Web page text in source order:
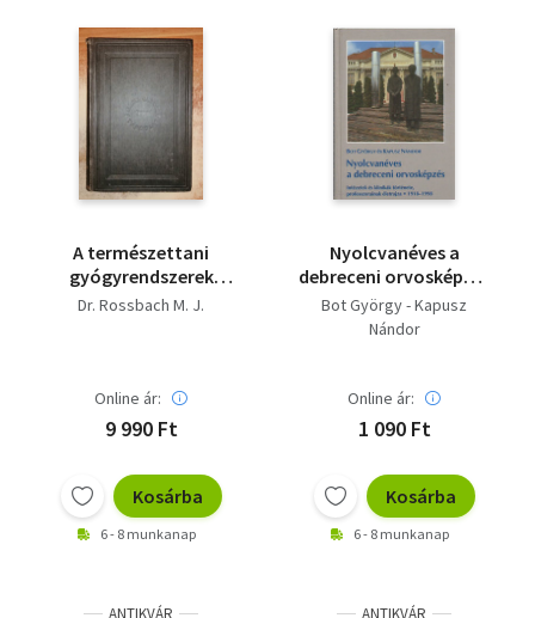
A természettani
gyógyrendszerek
tankönyve orvosok és
Dr. Rossbach M. J.
Online ár:
9 990 Ft
Kosárba
6 - 8 munkanap
Nyolcvanéves a
debreceni orvosképzés
- Intézetek és klinikák
története,
Bot György - Kapusz
Nándor
Online ár:
1 090 Ft
Kosárba
6 - 8 munkanap
ANTIKVÁR ANTIKVÁR